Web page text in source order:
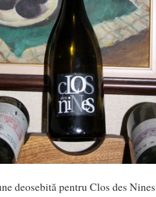
deosebită pentru Clos des